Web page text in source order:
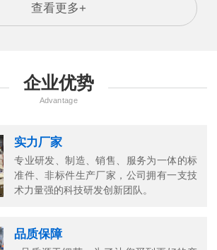
查看更多+
企业优势
Advantage
实力厂家
专业研发、制造、销售、服务为一体的标
准件、非标件生产厂家，公司拥有一支技
术力量强的科技研发创新团队。
品质保障